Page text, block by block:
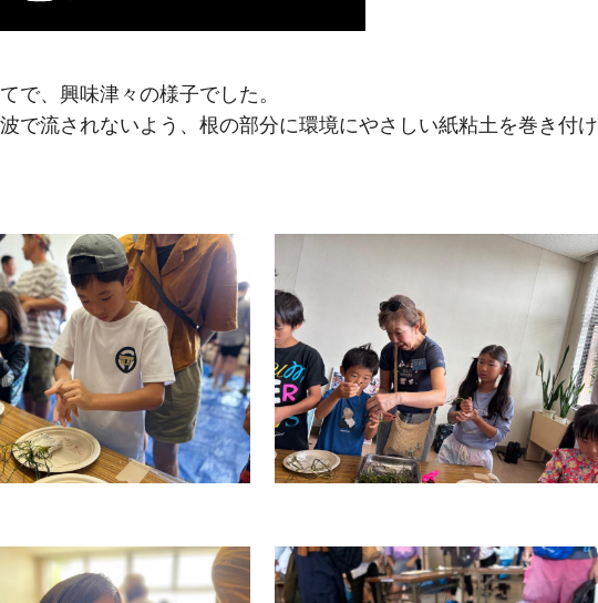
、興味津々の様子でした。
流されないよう、根の部分に環境にやさしい紙粘土を巻き付け